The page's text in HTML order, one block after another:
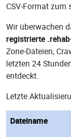
CSV-Format zum
Wir überwachen
registrierte
Zone-Dateien,
letzten 24
entdeckt.
Letzte
Dateiname